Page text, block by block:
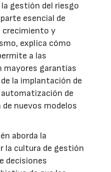
la gestión del riesgo
esencial de
crecimiento y
explica cómo
a las
mayores garantías
la implantación de
de
nuevos modelos
aborda la
la cultura de gestión
decisiones